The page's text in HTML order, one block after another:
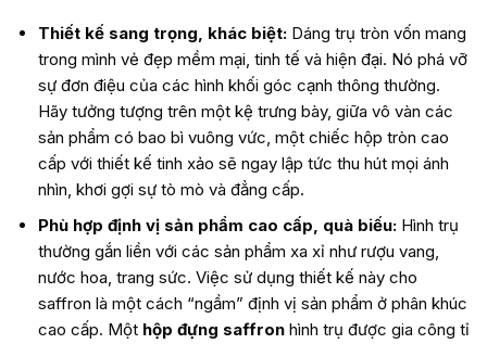
Thiết kế sang trọng, khác biệt:Dáng trụ tròn vốn mang
trong mình vẻ đẹp mềm mại, tinh tế và hiện đại. Nó phá vỡ
sự đơn điệu của các hình khối góc cạnh thông thường.
Hãy tưởng tượng trên một kệ trưng bày, giữa vô vàn các
sản phẩm có bao bì vuông vức, một chiếc hộp tròn cao
cấp với thiết kế tinh xảo sẽ ngay lập tức thu hút mọi ánh
nhìn, khơi gợi sự tò mò và đẳng cấp.
Phù hợp định vị sản phẩm cao cấp, quà biếu:Hình trụ
thường gắn liền với các sản phẩm xa xỉ như rượu vang,
nước hoa, trang sức. Việc sử dụng thiết kế này cho
saffron là một cách “ngầm” định vị sản phẩm ở phân khúc
cao cấp. Một hộp đựng saffronhình trụ được gia công tỉ